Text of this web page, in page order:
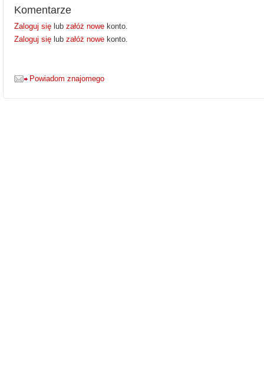
Komentarze
Zaloguj się lub załóż nowe konto.
Zaloguj się lub załóż nowe konto.
Powiadom znajomego